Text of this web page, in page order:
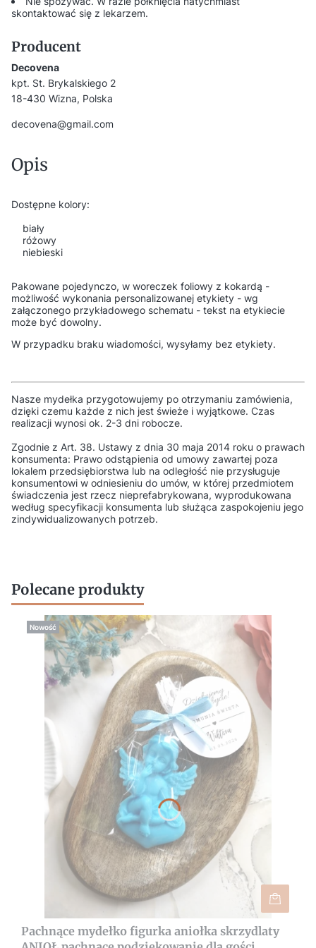
skontaktować się z lekarzem.
Producent
Decovena
kpt. St. Brykalskiego 2
18-430 Wizna, Polska
decovena@gmail.com
Opis
Dostępne kolory:
biały
różowy
niebieski
Pakowane pojedynczo, w woreczek foliowy z kokardą -
możliwość wykonania personalizowanej etykiety - wg
załączonego przykładowego schematu - tekst na etykiecie
może być dowolny.
W przypadku braku wiadomości, wysyłamy bez etykiety.
Nasze mydełka przygotowujemy po otrzymaniu zamówienia,
dzięki czemu każde z nich jest świeże i wyjątkowe. Czas
realizacji wynosi ok. 2-3 dni robocze.
Zgodnie z Art. 38. Ustawy z dnia 30 maja 2014 roku o prawach
konsumenta: Prawo odstąpienia od umowy zawartej poza
lokalem przedsiębiorstwa lub na odległość nie przysługuje
konsumentowi w odniesieniu do umów, w której przedmiotem
świadczenia jest rzecz nieprefabrykowana, wyprodukowana
według specyfikacji konsumenta lub służąca zaspokojeniu jego
zindywidualizowanych potrzeb.
Polecane produkty
Nowość
Pachnące mydełko figurka aniołka skrzydlaty